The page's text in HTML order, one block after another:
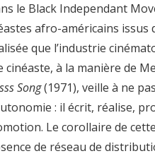
le Black Independant
afro-américains issus
que l’industrie
cinéaste, à la manière de
Song(1971), veille à ne
: il écrit, réalise,
Le corollaire de
de réseau de